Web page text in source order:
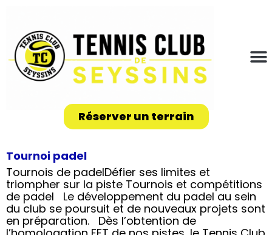
Réserver un terrain
Tournoi padel
Tournois de padelDéfier ses limites et
triompher sur la piste Tournois et compétitions
de padel Le développement du padel au sein
du club se poursuit et de nouveaux projets sont
en préparation. Dès l’obtention de